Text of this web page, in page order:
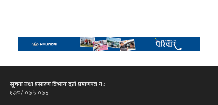
सूचना तथा प्रसारण विभाग दर्ता प्रमाणपत्र न.:
१२१०/ ०७५-०७६